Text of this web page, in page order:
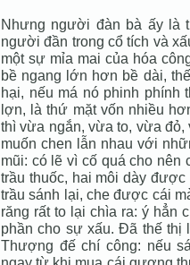
Nhưng người đàn bà ấy là
người đần trong cổ tích và
một sự mỉa mai của hóa
bề ngang lớn hơn bề dài,
hại, nếu má nó phinh
lợn, là thứ mặt vốn nhiều
thì vừa ngắn, vừa to, vừa
muốn chen lẫn nhau với
mũi: có lẽ vì cố quá cho
trầu thuốc, hai môi dày
trầu sánh lại, che được cái
răng rất to lại chìa ra: ý hẳn
phần cho sự xấu. Ðã thế thị
Thượng đế chí công: nếu